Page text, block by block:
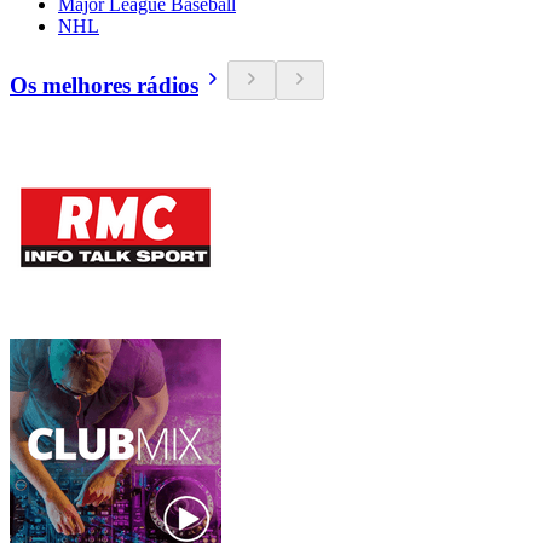
Major League Baseball
NHL
Os melhores rádios